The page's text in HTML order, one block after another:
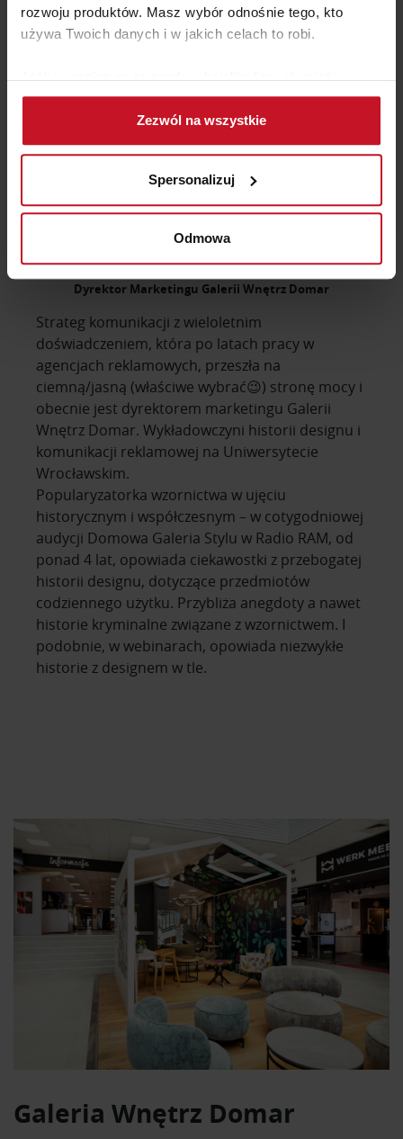
rozwoju produktów. Masz wybór odnośnie tego, kto
używa Twoich danych i w jakich celach to robi.
Jeśli wyrazisz na to zgodę, chcielibyśmy również:
Gromadzić dane dotyczące Twojej lokalizacji
geograficznej z dokładnością nawet do kilku metrów
Identyfikować Twoje urządzenie, aktywnie
(fingerprinting, czyli wirtualny odcisk palca)
Dowiedz się więcej odnośnie tego, jak Twoje osobiste
dane są przetwarzane oraz ustaw własne preferencje w
zmienić lub wycofać swoją zgodę w dowolnej chwili.
Wykorzystujemy pliki cookie do spersonalizowania treści
i reklam, aby oferować funkcje społecznościowe i
analizować ruch w naszej witrynie. Informacje o tym, jak
korzystasz z naszej witryny, udostępniamy partnerom
społecznościowym, reklamowym i analitycznym.
Partnerzy mogą połączyć te informacje z innymi danymi
otrzymanymi od Ciebie lub uzyskanymi podczas
korzystania z ich usług.
Zezwól na wszystkie
Spersonalizuj
Odmowa
czy remontu wnętrz.
Aldona Mioduszewska
Dyrektor Marketingu Galerii Wnętrz Domar
Strateg komunikacji z wieloletnim
doświadczeniem, która po latach pracy w
agencjach reklamowych, przeszła na
ciemną/jasną (właściwe wybrać😉) stronę mocy i
obecnie jest dyrektorem marketingu Galerii
Wnętrz Domar. Wykładowczyni historii designu i
komunikacji reklamowej na Uniwersytecie
Wrocławskim.
Popularyzatorka wzornictwa w ujęciu
historycznym i współczesnym – w cotygodniowej
audycji Domowa Galeria Stylu w Radio RAM, od
ponad 4 lat, opowiada ciekawostki z przebogatej
historii designu, dotyczące przedmiotów
codziennego użytku. Przybliża anegdoty a nawet
historie kryminalne związane z wzornictwem. I
podobnie, w webinarach, opowiada niezwykłe
historie z designem w tle.
Galeria Wnętrz Domar